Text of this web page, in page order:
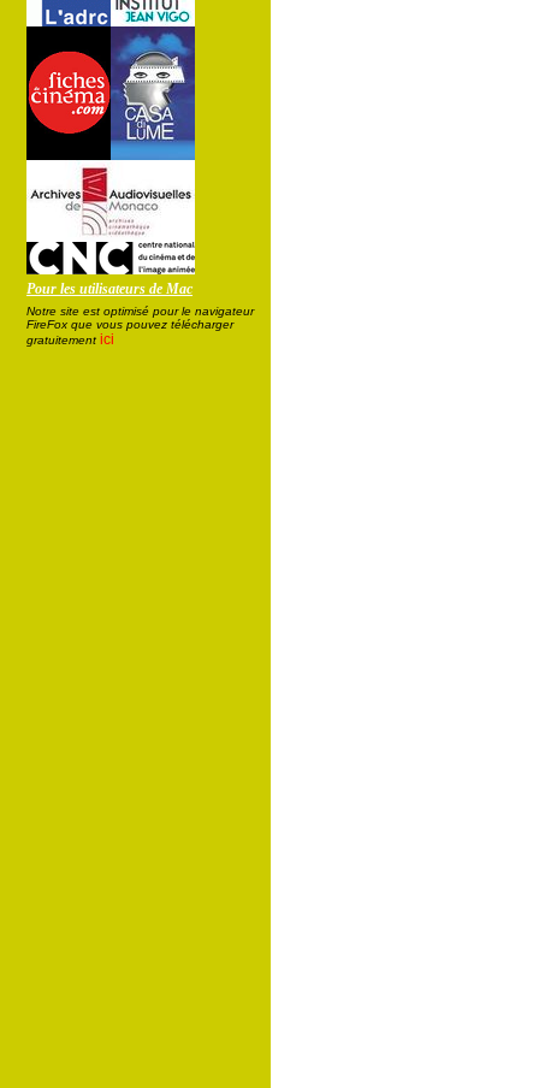
Pour les utilisateurs de Mac
Notre site est optimisé pour le navigateur
FireFox que vous pouvez télécharger
gratuitement ici